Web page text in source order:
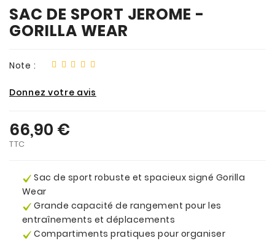
SAC DE SPORT JEROME -
GORILLA WEAR
Note :
Donnez votre avis
66,90 €
TTC
Sac de sport robuste et spacieux signé Gorilla
Wear
Grande capacité de rangement pour les
entraînements et déplacements
Compartiments pratiques pour organiser